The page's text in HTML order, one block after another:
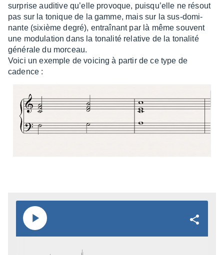
surprise audi­tive qu’elle provoque, puisqu’elle ne résout
pas sur la tonique de la gamme, mais sur la sus-domi­
nante (sixième degré), entraî­nant par là même souvent
une modu­la­tion dans la tona­lité rela­tive de la tona­lité
géné­rale du morceau.
Voici un exemple de voicing à partir de ce type de
cadence :